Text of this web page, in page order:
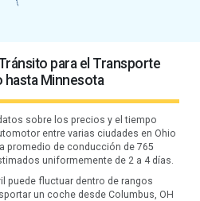
para el Transporte
hasta Minnesota
sobre los precios y el tiempo
entre varias ciudades en Ohio
promedio de conducción de 765
uniformemente de 2 a 4 días.
puede fluctuar dentro de rangos
un coche desde Columbus, OH